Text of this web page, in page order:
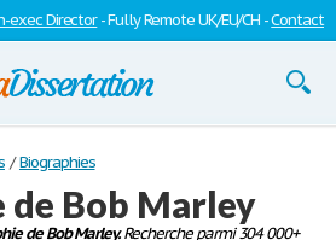
exec Director- Fully Remote UK/EU/CH -Contact
/ Biographies
de Bob Marley
de Bob Marley.Recherche parmi 304 000+